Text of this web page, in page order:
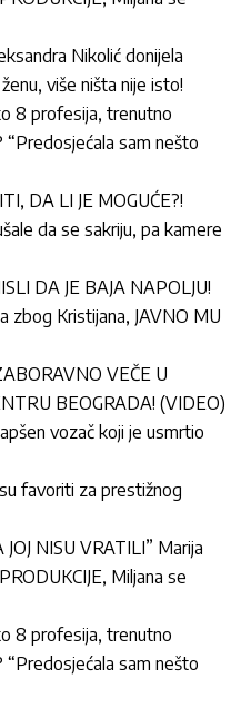
Nikolić donijela
više ništa nije isto!
8 profesija, trenutno
sam nešto
DA LI JE MOGUĆE?!
da se sakriju, pa kamere
DA JE BAJA NAPOLJU!
zbog Kristijana, JAVNO MU
VEČE U
BEOGRADA! (VIDEO)
vozač koji je usmrtio
favoriti za prestižnog
NISU VRATILI” Marija
Miljana se
8 profesija, trenutno
sam nešto